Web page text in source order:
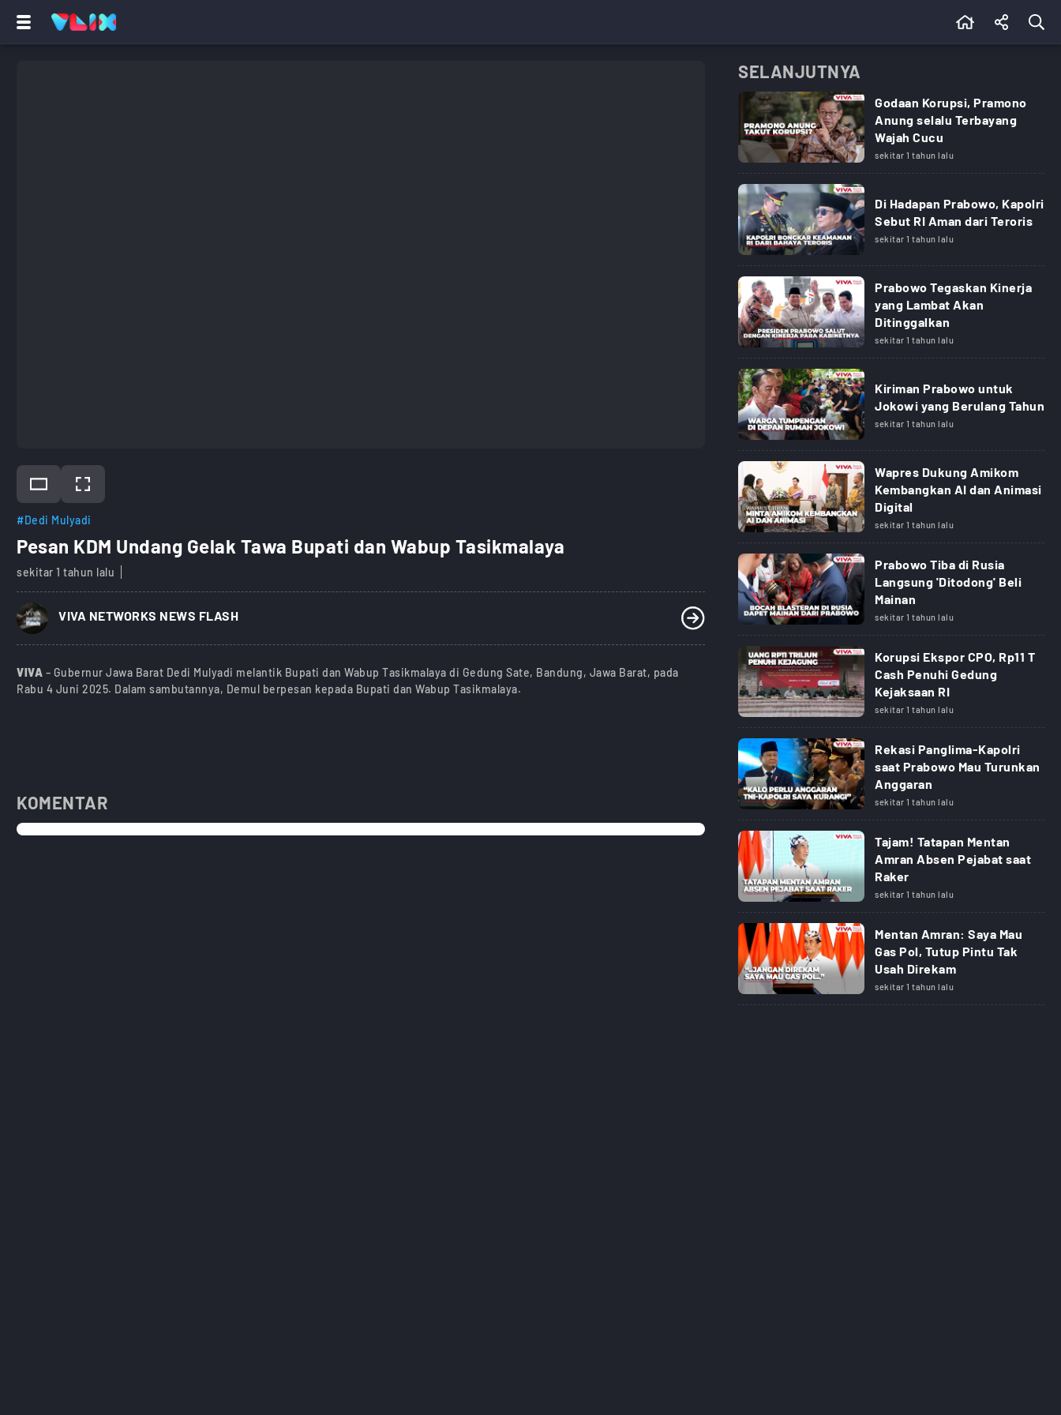
#Dedi Mulyadi
Pesan KDM Undang Gelak Tawa Bupati dan Wabup Tasikmalaya
sekitar 1 tahun lalu
VIVA NETWORKS NEWS FLASH
VIVA – Gubernur Jawa Barat Dedi Mulyadi melantik Bupati dan Wabup Tasikmalaya di Gedung Sate, Bandung, Jawa Barat, pada
Rabu 4 Juni 2025. Dalam sambutannya, Demul berpesan kepada Bupati dan Wabup Tasikmalaya.
KOMENTAR
SELANJUTNYA
Godaan Korupsi, Pramono
Anung selalu Terbayang
Wajah Cucu
sekitar 1 tahun lalu
Di Hadapan Prabowo, Kapolri
Sebut RI Aman dari Teroris
sekitar 1 tahun lalu
Prabowo Tegaskan Kinerja
yang Lambat Akan
Ditinggalkan
sekitar 1 tahun lalu
Kiriman Prabowo untuk
Jokowi yang Berulang Tahun
sekitar 1 tahun lalu
Wapres Dukung Amikom
Kembangkan AI dan Animasi
Digital
sekitar 1 tahun lalu
Prabowo Tiba di Rusia
Langsung 'Ditodong' Beli
Mainan
sekitar 1 tahun lalu
Korupsi Ekspor CPO, Rp11 T
Cash Penuhi Gedung
Kejaksaan RI
sekitar 1 tahun lalu
Rekasi Panglima-Kapolri
saat Prabowo Mau Turunkan
Anggaran
sekitar 1 tahun lalu
Tajam! Tatapan Mentan
Amran Absen Pejabat saat
Raker
sekitar 1 tahun lalu
Mentan Amran: Saya Mau
Gas Pol, Tutup Pintu Tak
Usah Direkam
sekitar 1 tahun lalu